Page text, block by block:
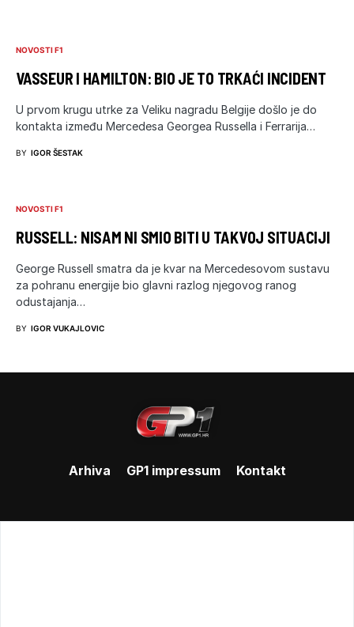
NOVOSTI F1
VASSEUR I HAMILTON: BIO JE TO TRKAĆI INCIDENT
U prvom krugu utrke za Veliku nagradu Belgije došlo je do
kontakta između Mercedesa Georgea Russella i Ferrarija…
BY IGOR ŠESTAK
NOVOSTI F1
RUSSELL: NISAM NI SMIO BITI U TAKVOJ SITUACIJI
George Russell smatra da je kvar na Mercedesovom sustavu
za pohranu energije bio glavni razlog njegovog ranog
odustajanja…
BY IGOR VUKAJLOVIC
Arhiva GP1 impressum Kontakt